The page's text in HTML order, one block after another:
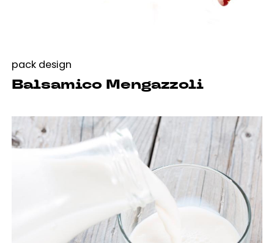
pack design
Balsamico Mengazzoli